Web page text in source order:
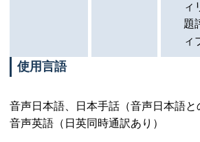
ィ
題
ィ
使用言語
音声日本語、日本手話（音声日本語と
音声英語（日英同時通訳あり）